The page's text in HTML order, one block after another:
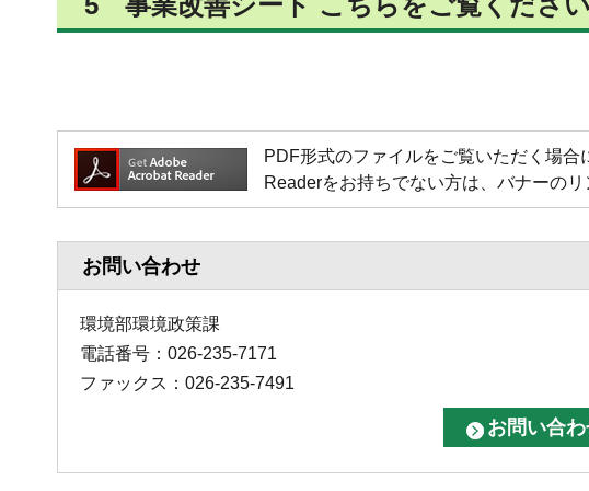
PDF形式のファイルをご覧いただく場
Readerをお持ちでない方は、バナーの
お問い合わせ
環境部環境政策課
電話番号：026-235-7171
ファックス：026-235-7491